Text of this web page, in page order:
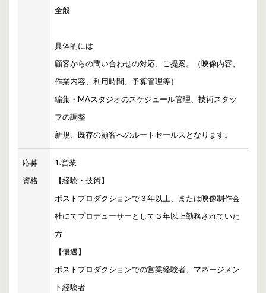
全般
具体的には
顧客からの問い合わせの対応、ご提案。（映像内容、
作業内容、利用時間、予算管理等）
編集・MAスタジオのスケジュール管理、技術スタッ
フの調整
新規、既存の顧客へのルートセールスとなります。
応募
資格
1.営業
【経験・技術】
ポストプロダクションで３年以上、または映像制作会
社にてプロデューサーとして３年以上勤務されていた
方
【優遇】
ポストプロダクションでの営業経験者、マネージメン
ト経験者